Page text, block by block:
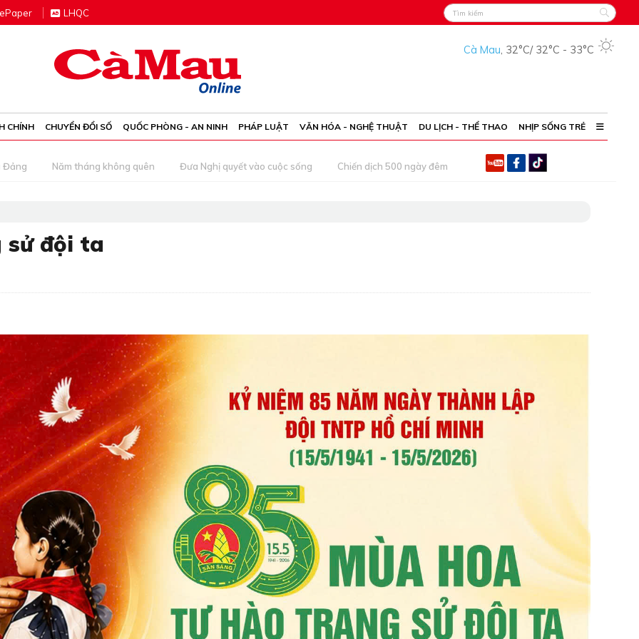
ePaper LHQC
Cà Mau, 32°C/ 32°C - 33°C
CHÍNH CHUYỂN ĐỔI SỐ QUỐC PHÒNG - AN NINH PHÁP LUẬT VĂN HÓA - NGHỆ THUẬT DU LỊCH - THỂ THAO NHỊP SỐNG TRẺ
Đảng Năm tháng không quên Đưa Nghị quyết vào cuộc sống Chiến dịch 500 ngày đêm
sử đội ta